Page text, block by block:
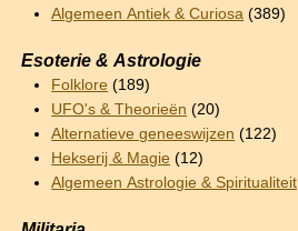
Algemeen Antiek & Curiosa (389)
Esoterie & Astrologie
Folklore (189)
UFO's & Theorieën (20)
Alternatieve geneeswijzen (122)
Hekserij & Magie (12)
Algemeen Astrologie & Spiritualiteit